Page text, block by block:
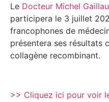
Le Docteur Michel
participera le 3 juillet
francophones de
présentera ses résultats
collagène recombinant.
>> Cliquez ici pour voir